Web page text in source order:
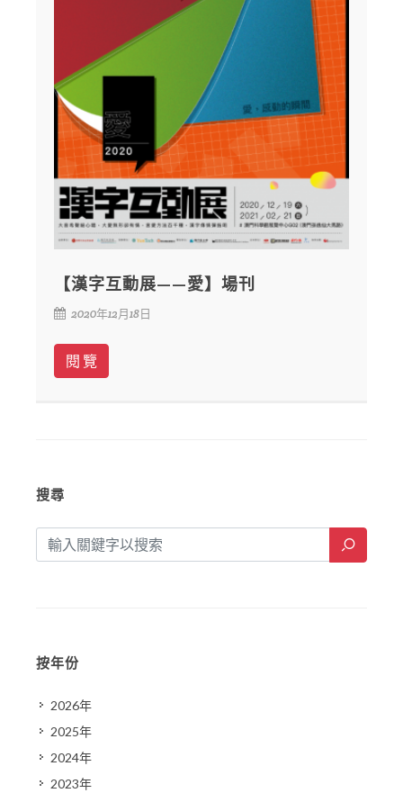
【漢字互動展——愛】場刊
2020年12月18日
閱 覽
搜尋
按年份
2026年
2025年
2024年
2023年